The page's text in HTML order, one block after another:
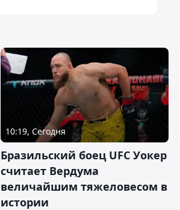
10:19, Сегодня
Бразильский боец UFC Уокер
считает Вердума
величайшим тяжеловесом в
истории